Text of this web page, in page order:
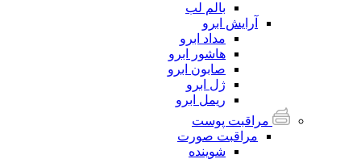
بالم لب
آرایش ابرو
مداد ابرو
هاشور ابرو
صابون ابرو
ژل ابرو
ریمل ابرو
مراقبت پوست
مراقبت صورت
شوینده